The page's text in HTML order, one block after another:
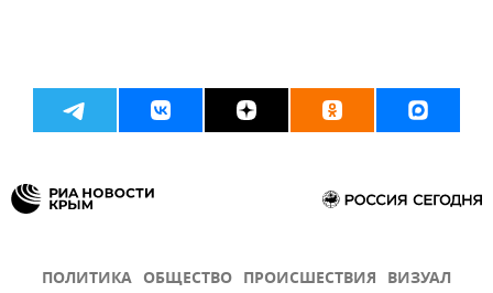
ПОЛИТИКА ОБЩЕСТВО ПРОИСШЕСТВИЯ ВИЗУАЛ